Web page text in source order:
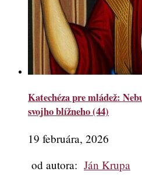
Katechéza pre mládež:
svojho blížneho (44)
19 februára, 2026
od autora: Ján Krupa